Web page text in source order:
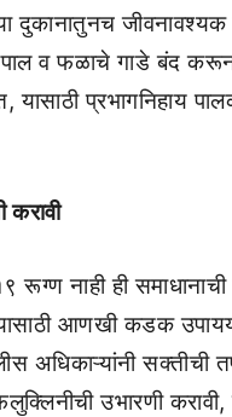
दुकानातुनच
व फळाचे गाडे बंद
यासाठी प्रभागनिहाय
करावी
नाही ही
आणखी कडक
अधिकाऱ्यांनी
उभारणी